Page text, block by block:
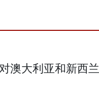
澳大利亚和新西